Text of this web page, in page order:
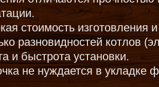
стоимость изготовления
разновидностей котлов
и быстрота установки.
не нуждается в укладке